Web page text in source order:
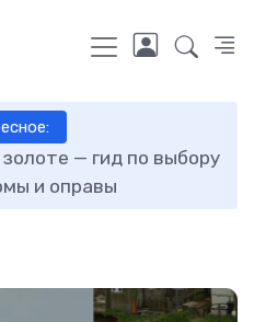
— гид по выбору
и оправы